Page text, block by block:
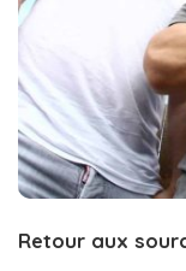
Retour aux